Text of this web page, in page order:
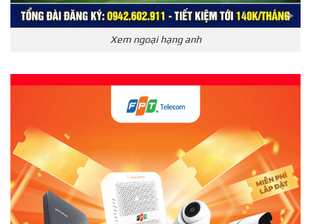
Xem ngoại hạng anh